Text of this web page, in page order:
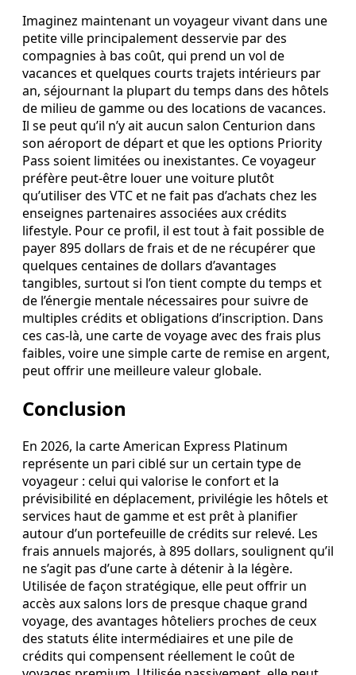
Imaginez maintenant un voyageur vivant dans une
petite ville principalement desservie par des
compagnies à bas coût, qui prend un vol de
vacances et quelques courts trajets intérieurs par
an, séjournant la plupart du temps dans des hôtels
de milieu de gamme ou des locations de vacances.
Il se peut qu’il n’y ait aucun salon Centurion dans
son aéroport de départ et que les options Priority
Pass soient limitées ou inexistantes. Ce voyageur
préfère peut‑être louer une voiture plutôt
qu’utiliser des VTC et ne fait pas d’achats chez les
enseignes partenaires associées aux crédits
lifestyle. Pour ce profil, il est tout à fait possible de
payer 895 dollars de frais et de ne récupérer que
quelques centaines de dollars d’avantages
tangibles, surtout si l’on tient compte du temps et
de l’énergie mentale nécessaires pour suivre de
multiples crédits et obligations d’inscription. Dans
ces cas‑là, une carte de voyage avec des frais plus
faibles, voire une simple carte de remise en argent,
peut offrir une meilleure valeur globale.
Conclusion
En 2026, la carte American Express Platinum
représente un pari ciblé sur un certain type de
voyageur : celui qui valorise le confort et la
prévisibilité en déplacement, privilégie les hôtels et
services haut de gamme et est prêt à planifier
autour d’un portefeuille de crédits sur relevé. Les
frais annuels majorés, à 895 dollars, soulignent qu’il
ne s’agit pas d’une carte à détenir à la légère.
Utilisée de façon stratégique, elle peut offrir un
accès aux salons lors de presque chaque grand
voyage, des avantages hôteliers proches de ceux
des statuts élite intermédiaires et une pile de
crédits qui compensent réellement le coût de